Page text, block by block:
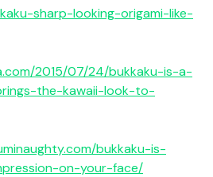
sharp-looking-origami-like-
2015/07/24/bukkaku-is-a-
the-kawaii-look-to-
y.com/bukkaku-is-
on-your-face/